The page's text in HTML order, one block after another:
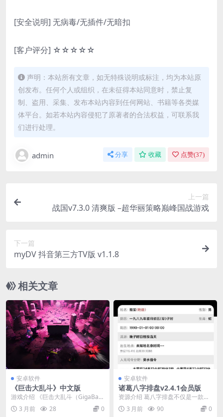
[安全说明] 无病毒/无插件/无暗扣
[客户评分] ☆☆☆☆☆
声明：本站所有文章，如无特殊说明或标注，均为本站原
创发布。任何个人或组织，在未征得本站同意时，禁止复
制、盗用、采集、发布本站内容到任何网站、书籍等各类媒
体平台。如若本站内容侵犯了原著者的合法权益，可联系我
们进行处理。
admin 分享 收藏 点赞(37)
上一篇
战国v7.3.0 清爽版 –超华丽策略巅峰国战游戏
下一篇
myDV 抖音第三方TV版 v1.1.8
相关文章
安卓软件
《巨击大乱斗》中文版
游戏介绍 《巨击大乱斗（GigaBas
h）》是一款特摄风格的多人擂台乱
斗游戏。玩...
3 月前 28 0
安卓软件
诸葛八字排盘v2.4.1会员版
资源介绍 葛八字排盘不仅是一款专
业的八字排盘工具，更是一个弘扬
中华传统文化的智能...
3 月前 90 0